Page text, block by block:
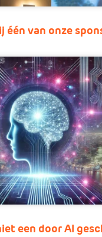
één van onze
een door AI